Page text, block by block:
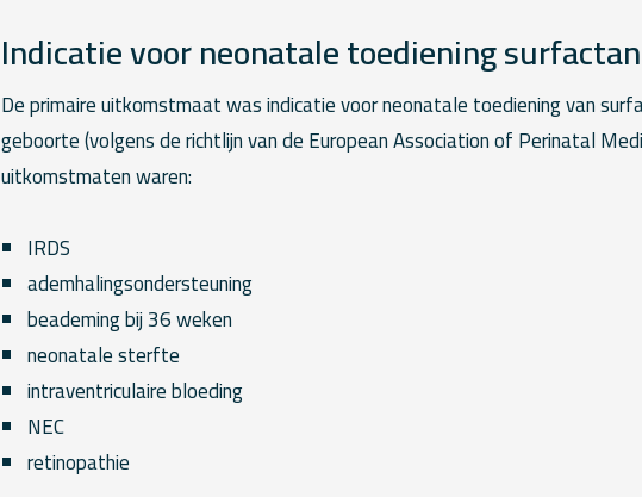
Indicatie voor neonatale toediening
De primaire uitkomstmaat was indicatie voor neonatale toediening van
geboorte (volgens de richtlijn van de European Association of Perinatal
uitkomstmaten waren:
IRDS
ademhalingsondersteuning
beademing bij 36 weken
neonatale sterfte
intraventriculaire bloeding
NEC
retinopathie